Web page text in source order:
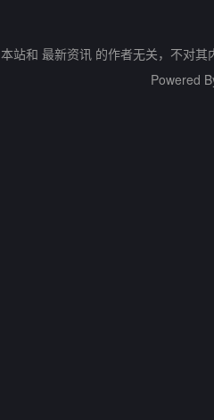
本站和 最新资讯 的作者无关，不对其
Powered